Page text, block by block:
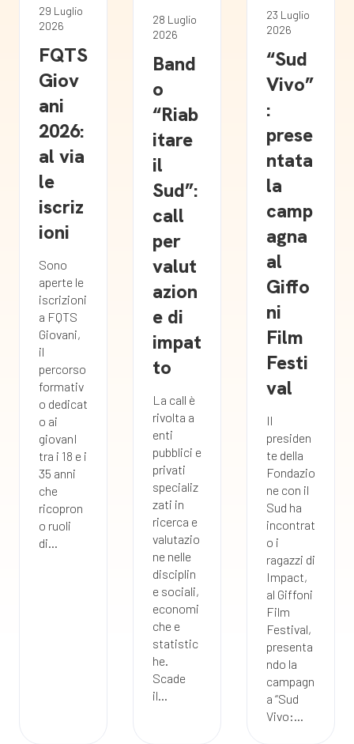
29 Luglio
2026
FQTS
Giov
ani
2026:
al via
le
iscriz
ioni
Sono
aperte le
iscrizioni
a FQTS
Giovani,
il
percorso
formativ
o dedicat
o ai
giovanI
tra i 18 e i
35 anni
che
ricopron
o ruoli
di...
28 Luglio
2026
Band
o
“Riab
itare
il
Sud”:
call
per
valut
azion
e di
impat
to
La call è
rivolta a
enti
pubblici e
privati
specializ
zati in
ricerca e
valutazio
ne nelle
disciplin
e sociali,
economi
che e
statistic
he.
Scade
il...
23 Luglio
2026
“Sud
Vivo”
:
prese
ntata
la
camp
agna
al
Giffo
ni
Film
Festi
val
Il
presiden
te della
Fondazio
ne con il
Sud ha
incontrat
o i
ragazzi di
Impact,
al Giffoni
Film
Festival,
presenta
ndo la
campagn
a “Sud
Vivo:...